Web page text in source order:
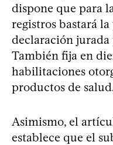
dispone que para
registros bastará
declaración jurada
También fija en
habilitaciones
productos de
Asimismo, el
establece que el